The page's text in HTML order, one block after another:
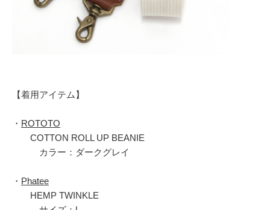
【着用アイテム】
・ ROTOTO
COTTON ROLL UP BEANIE
カラー：ダークグレイ
・ Phatee
HEMP TWINKLE